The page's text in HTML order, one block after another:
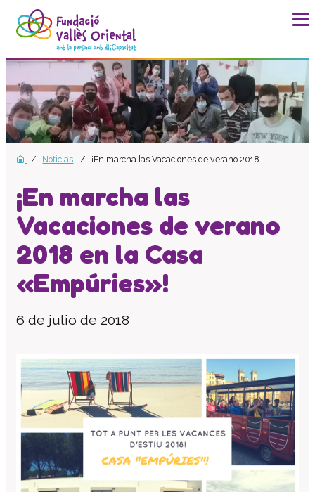
La fundación
Historia
Misión, visión y valores
Distinciones y entidades
Modelo de calidad
Revista Batec
Memorias
Documentos
Transparencia
Plan estratégico
Informe auditoría cuentas anuales
Contratos establecidos con la
administración pública
Convenios suscritos con la
administración pública
Subvenciones y ayudas públicas
concedidas
Noticias ¡En marcha las Vacaciones de verano 2018...
¡En marcha las
Vacaciones de verano
2018 en la Casa
«Empúries»!
6 de julio de 2018